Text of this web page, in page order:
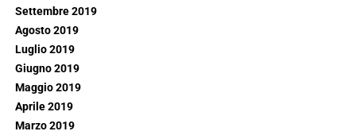
Settembre 2019
Agosto 2019
Luglio 2019
Giugno 2019
Maggio 2019
Aprile 2019
Marzo 2019